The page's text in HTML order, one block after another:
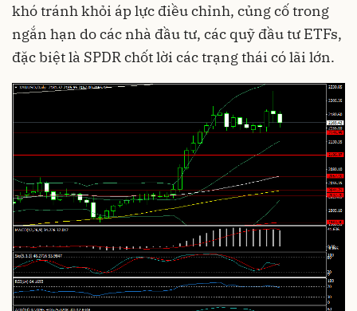
khó tránh khỏi áp lực điều chỉnh, củng cố trong
ngắn hạn do các nhà đầu tư, các quỹ đầu tư ETFs,
đặc biệt là SPDR chốt lời các trạng thái có lãi lớn.